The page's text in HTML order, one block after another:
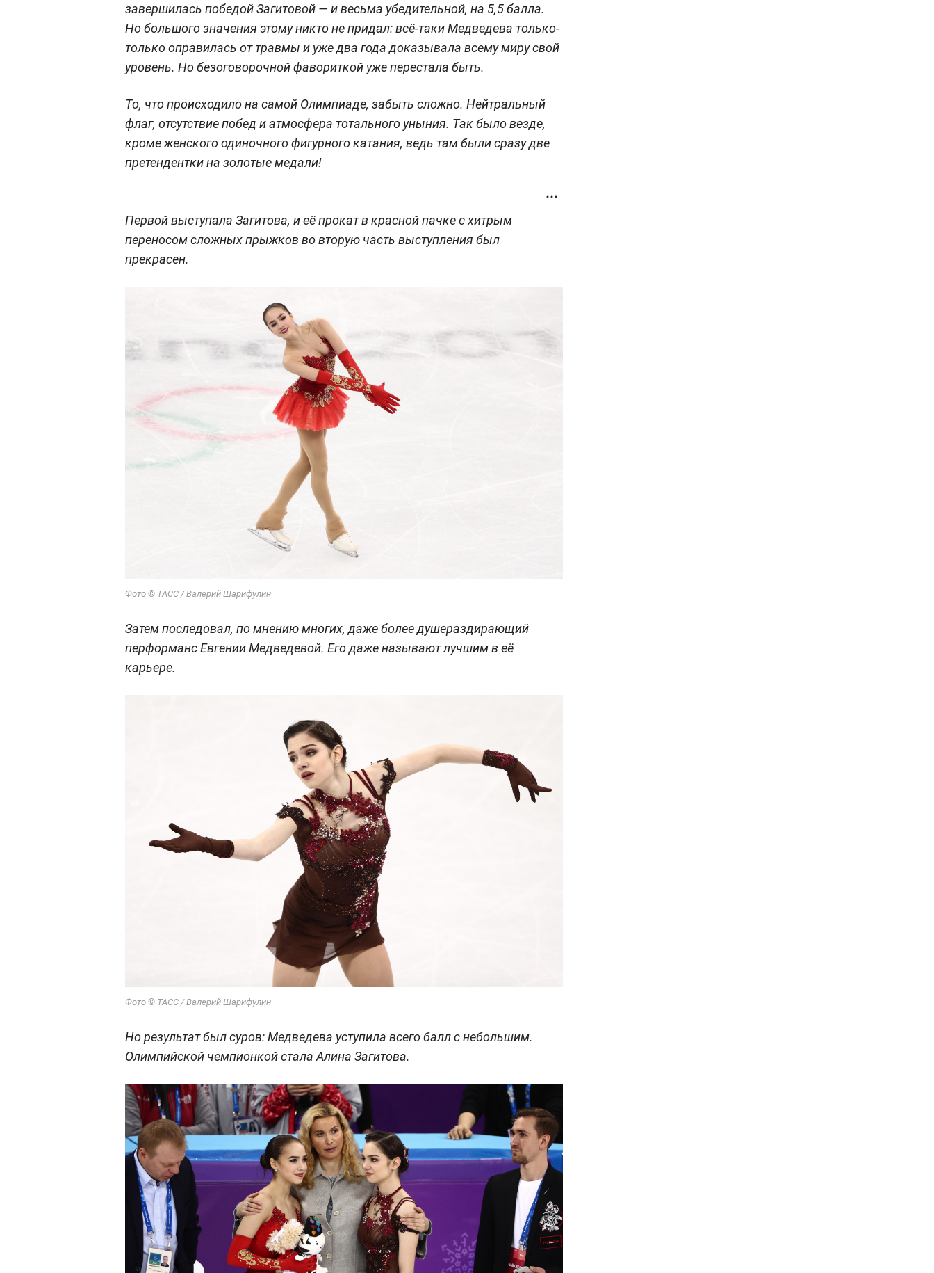
завершилась победой Загитовой — и весьма убедительной, на 5,5 балла.
Но большого значения этому никто не придал: всё-таки Медведева только-
только оправилась от травмы и уже два года доказывала всему миру свой
уровень. Но безоговорочной фавориткой уже перестала быть.
То, что происходило на самой Олимпиаде, забыть сложно. Нейтральный
флаг, отсутствие побед и атмосфера тотального уныния. Так было везде,
кроме женского одиночного фигурного катания, ведь там были сразу две
претендентки на золотые медали!
Первой выступала Загитова, и её прокат в красной пачке с хитрым
переносом сложных прыжков во вторую часть выступления был
прекрасен.
Фото © ТАСС / Валерий Шарифулин
Затем последовал, по мнению многих, даже более душераздирающий
перформанс Евгении Медведевой. Его даже называют лучшим в её
карьере.
Фото © ТАСС / Валерий Шарифулин
Но результат был суров: Медведева уступила всего балл с небольшим.
Олимпийской чемпионкой стала Алина Загитова.